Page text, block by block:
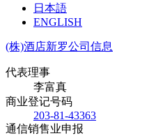
日本語
ENGLISH
(株)酒店新罗公司信息
代表理事
李富真
商业登记号码
203-81-43363
通信销售业申报